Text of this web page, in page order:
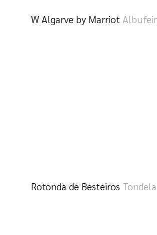
W Algarve by Marriot
Rotonda de Besteiros Tondela